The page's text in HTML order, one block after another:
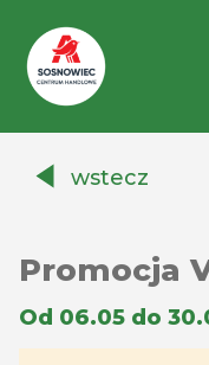
Auchanwstecz
Promocja
Od 06.05 do